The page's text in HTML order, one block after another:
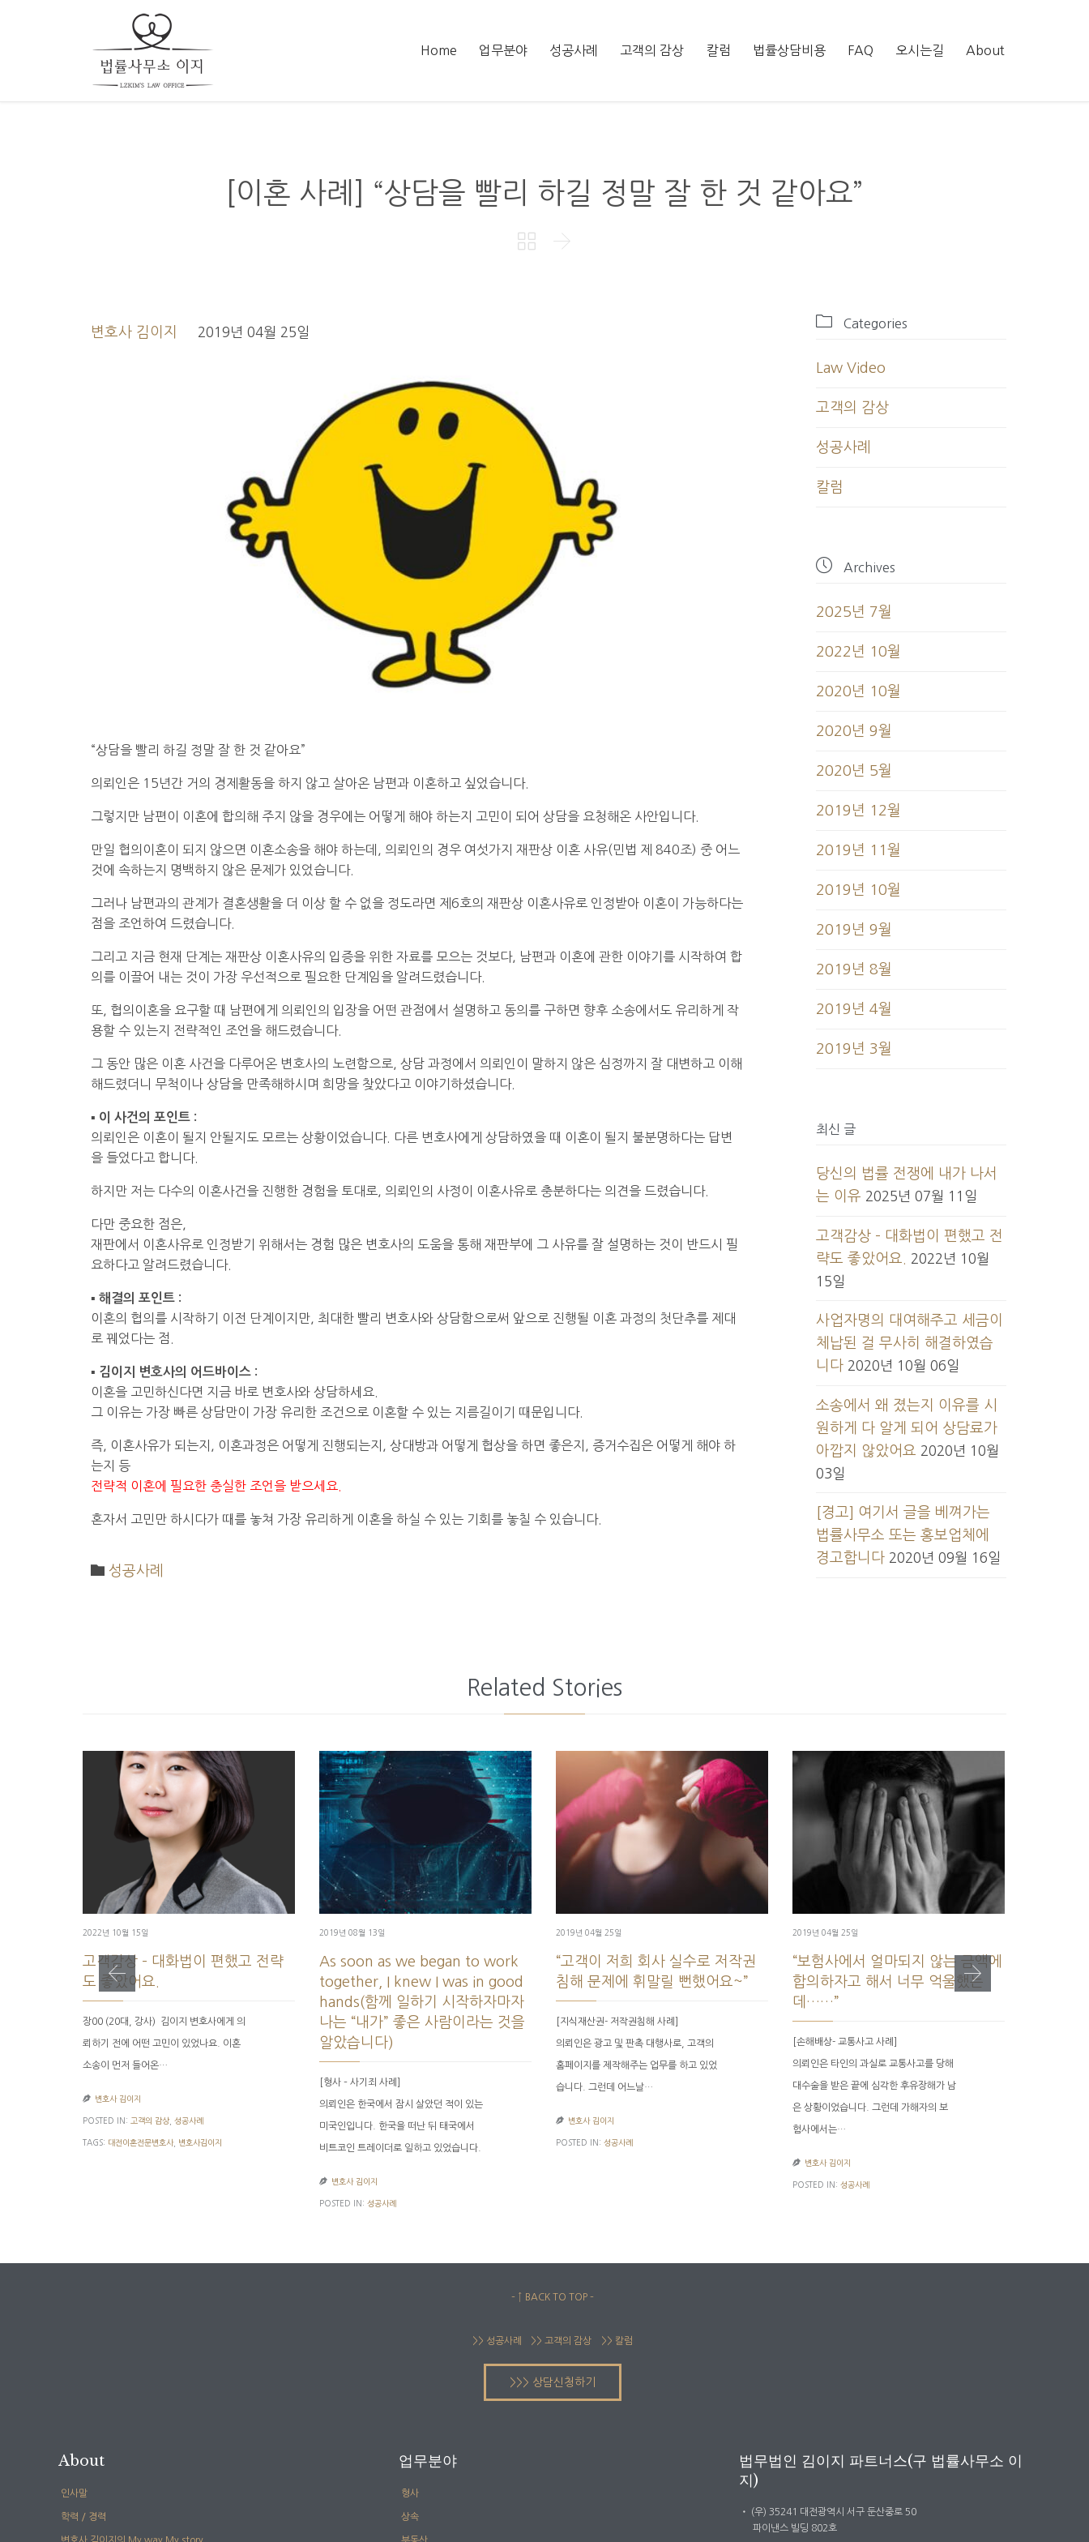
Home 업무분야 성공사례 고객의 감상 칼럼 법률상담비용 FAQ 오시는길 About
[이혼 사례] “상담을 빨리 하길 정말 잘 한 것 같아요”
 
변호사 김이지 2019년 04월 25일
“상담을 빨리 하길 정말 잘 한 것 같아요”
의뢰인은 15년간 거의 경제활동을 하지 않고 살아온 남편과 이혼하고 싶었습니다.
그렇지만 남편이 이혼에 합의해 주지 않을 경우에는 어떻게 해야 하는지 고민이 되어 상담을 요청해온 사안입니다.
만일 협의이혼이 되지 않으면 이혼소송을 해야 하는데, 의뢰인의 경우 여섯가지 재판상 이혼 사유(민법 제 840조) 중 어느
것에 속하는지 명백하지 않은 문제가 있었습니다.
그러나 남편과의 관계가 결혼생활을 더 이상 할 수 없을 정도라면 제6호의 재판상 이혼사유로 인정받아 이혼이 가능하다는
점을 조언하여 드렸습니다.
그리고 지금 현재 단계는 재판상 이혼사유의 입증을 위한 자료를 모으는 것보다, 남편과 이혼에 관한 이야기를 시작하여 합
의를 이끌어 내는 것이 가장 우선적으로 필요한 단계임을 알려드렸습니다.
또, 협의이혼을 요구할 때 남편에게 의뢰인의 입장을 어떤 관점에서 설명하고 동의를 구하면 향후 소송에서도 유리하게 작
용할 수 있는지 전략적인 조언을 해드렸습니다.
그 동안 많은 이혼 사건을 다루어온 변호사의 노련함으로, 상담 과정에서 의뢰인이 말하지 않은 심정까지 잘 대변하고 이해
해드렸더니 무척이나 상담을 만족해하시며 희망을 찾았다고 이야기하셨습니다.
▪ 이 사건의 포인트 :
의뢰인은 이혼이 될지 안될지도 모르는 상황이었습니다. 다른 변호사에게 상담하였을 때 이혼이 될지 불분명하다는 답변
을 들었다고 합니다.
하지만 저는 다수의 이혼사건을 진행한 경험을 토대로, 의뢰인의 사정이 이혼사유로 충분하다는 의견을 드렸습니다.
다만 중요한 점은,
재판에서 이혼사유로 인정받기 위해서는 경험 많은 변호사의 도움을 통해 재판부에 그 사유를 잘 설명하는 것이 반드시 필
요하다고 알려드렸습니다.
▪ 해결의 포인트 :
이혼의 협의를 시작하기 이전 단계이지만, 최대한 빨리 변호사와 상담함으로써 앞으로 진행될 이혼 과정의 첫단추를 제대
로 꿰었다는 점.
▪ 김이지 변호사의 어드바이스 :
이혼을 고민하신다면 지금 바로 변호사와 상담하세요.
그 이유는 가장 빠른 상담만이 가장 유리한 조건으로 이혼할 수 있는 지름길이기 때문입니다.
즉, 이혼사유가 되는지, 이혼과정은 어떻게 진행되는지, 상대방과 어떻게 협상을 하면 좋은지, 증거수집은 어떻게 해야 하
는지 등
전략적 이혼에 필요한 충실한 조언을 받으세요.
혼자서 고민만 하시다가 때를 놓쳐 가장 유리하게 이혼을 하실 수 있는 기회를 놓칠 수 있습니다.
 Category
성공사례
 Categories
Law Video
고객의 감상
성공사례
칼럼
 Archives
2025년 7월
2022년 10월
2020년 10월
2020년 9월
2020년 5월
2019년 12월
2019년 11월
2019년 10월
2019년 9월
2019년 8월
2019년 4월
2019년 3월
최신 글
당신의 법률 전쟁에 내가 나서
는 이유 2025년 07월 11일
고객감상 – 대화법이 편했고 전
략도 좋았어요.
2022년 10월
15일
사업자명의 대여해주고 세금이
체납된 걸 무사히 해결하였습
니다 2020년 10월 06일
소송에서 왜 졌는지 이유를 시
원하게 다 알게 되어 상담료가
아깝지 않았어요 2020년 10월
03일
[경고] 여기서 글을 베껴가는
법률사무소 또는 홍보업체에
경고합니다 2020년 09월 16일
Related Stories
2022년 10월 15일
고객감상 – 대화법이 편했고 전략
도 좋았어요.
장00 (20대, 강사) ​ 김이지 변호사에게 의
뢰하기 전에 어떤 고민이 있었나요​. 이혼
소송이 먼저 들어온…
 변호사 김이지
POSTED IN: 고객의 감상, 성공사례
TAGS: 대전이혼전문변호사, 변호사김이지
2019년 08월 13일
As soon as we began to work
together, I knew I was in good
hands(함께 일하기 시작하자마자
나는 “내가” 좋은 사람이라는 것을
알았습니다)
[형사 – 사기죄 사례]
의뢰인은 한국에서 잠시 살았던 적이 있는
미국인입니다. 한국을 떠난 뒤 태국에서
비트코인 트레이더로 일하고 있었습니다.
 변호사 김이지
POSTED IN: 성공사례
2019년 04월 25일
“고객이 저희 회사 실수로 저작권
침해 문제에 휘말릴 뻔했어요~”
[지식재산권- 저작권침해 사례]
의뢰인은 광고 및 판촉 대행사로, 고객의
홈페이지를 제작해주는 업무를 하고 있었
습니다. 그런데 어느날…
 변호사 김이지
POSTED IN: 성공사례
2019년 04월 25일
“보험사에서 얼마되지 않는 금액에
합의하자고 해서 너무 억울했는
데……”
[손해배상- 교통사고 사례]
의뢰인은 타인의 과실로 교통사고를 당해
대수술을 받은 끝에 심각한 후유장해가 남
은 상황이었습니다. 그런데 가해자의 보
험사에서는…
 변호사 김이지
POSTED IN: 성공사례
– ↑ BACK TO TOP –
>> 성공사례 >> 고객의 감상 >> 칼럼
>>> 상담신청하기
About
인사말
학력 / 경력
변호사 김이지의 My way My story
업무분야
형사
상속
부동산
법무법인 김이지 파트너스(구 법률사무소 이
지)
・
(우) 35241 대전광역시 서구 둔산중로 50
파이낸스 빌딩 802호